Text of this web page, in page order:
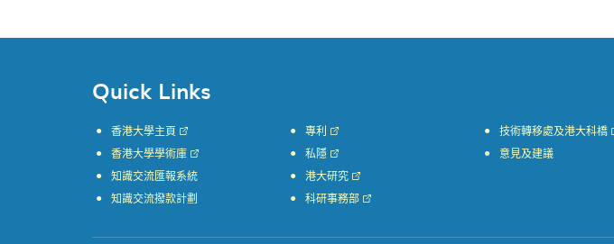
Quick Links
香港大學主頁
香港大學學術庫
知識交流匯報系統
知識交流撥款計劃
專利
私隱
港大研究
科研事務部
技術轉移處及港大科橋
意見及建議